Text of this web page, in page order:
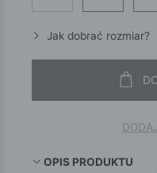
Jak dobrać rozmiar?
OPIS PRODUKTU